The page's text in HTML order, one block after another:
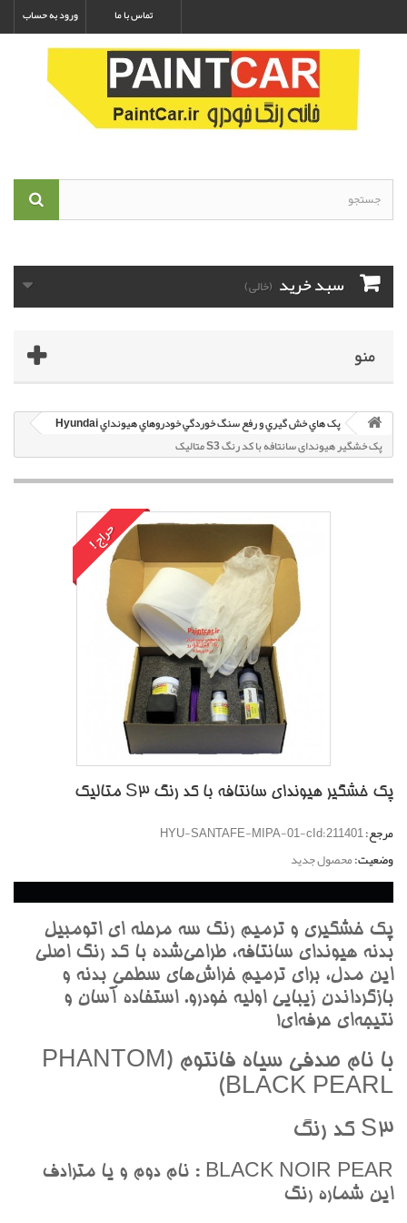
ورود به حساب تماس با ما
سبد خرید (خالی)
منو
پک هاي خش گيري و رفع سنگ خوردگي خودروهاي هيونداي Hyundai
پک خشگير هیوندای سانتافه با کد رنگ S3 متاليک
حراج!
پک خشگير هیوندای سانتافه با کد رنگ S3 متاليک
مرجع:HYU-SANTAFE-MIPA-01-cId:211401
وضعیت:محصول جدید
پک خشگيري و ترميم رنگ سه مرحله اي اتومبيل
بدنه هيونداي سانتافه، طراحي‌شده با کد رنگ اصلي
اين مدل، براي ترميم خراش‌هاي سطحي بدنه و
بازگرداندن زيبايي اوليه خودرو. استفاده آسان و
نتيجه‌اي حرفه‌اي!
با نام صدفي سياه فانتوم (PHANTOM
BLACK PEARL)
S3 کد رنگ
BLACK NOIR PEAR : نام دوم و يا مترادف
اين شماره رنگ